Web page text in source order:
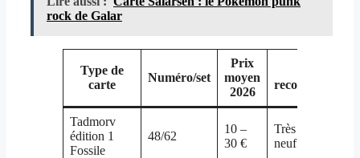
rock de Galar
Type de
carte
Numéro/set
Prix
moyen
2026
recommandé
Tadmorv
édition 1
Fossile
48/62
10 –
30 €
Très bon à
neuf